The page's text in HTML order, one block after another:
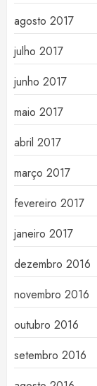
agosto 2017
julho 2017
junho 2017
maio 2017
abril 2017
março 2017
fevereiro 2017
janeiro 2017
dezembro 2016
novembro 2016
outubro 2016
setembro 2016